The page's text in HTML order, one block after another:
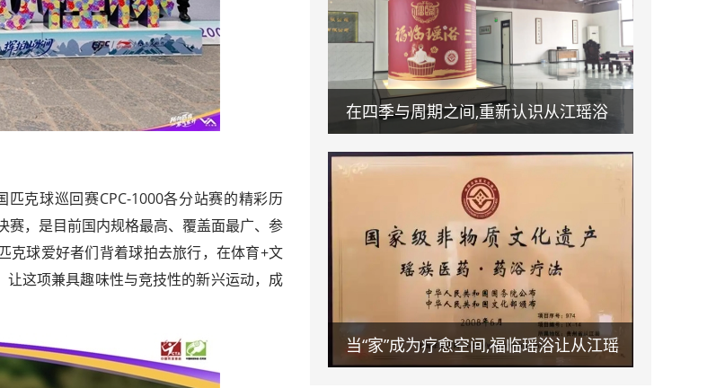
克球巡回赛CPC-1000各分站赛的精彩历
赛，是目前国内规格最高、覆盖面最广、参
克球爱好者们背着球拍去旅行，在体育+文
这项兼具趣味性与竞技性的新兴运动，成
在四季与周期之间,重新认识从江瑶浴
当“家”成为疗愈空间,福临瑶浴让从江瑶